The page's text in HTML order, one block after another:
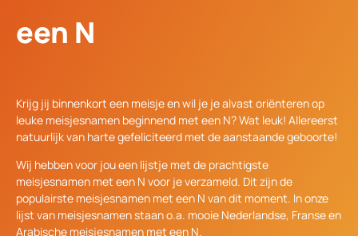
een N
Krijg jij binnenkort een meisje en wil je je alvast oriënteren op
leuke meisjesnamen beginnend met een N? Wat leuk! Allereerst
natuurlijk van harte gefeliciteerd met de aanstaande geboorte!
Wij hebben voor jou een lijstje met de prachtigste
meisjesnamen met een N voor je verzameld. Dit zijn de
populairste meisjesnamen met een N van dit moment. In onze
lijst van meisjesnamen staan o.a. mooie Nederlandse, Franse en
Arabische meisjesnamen met een N.